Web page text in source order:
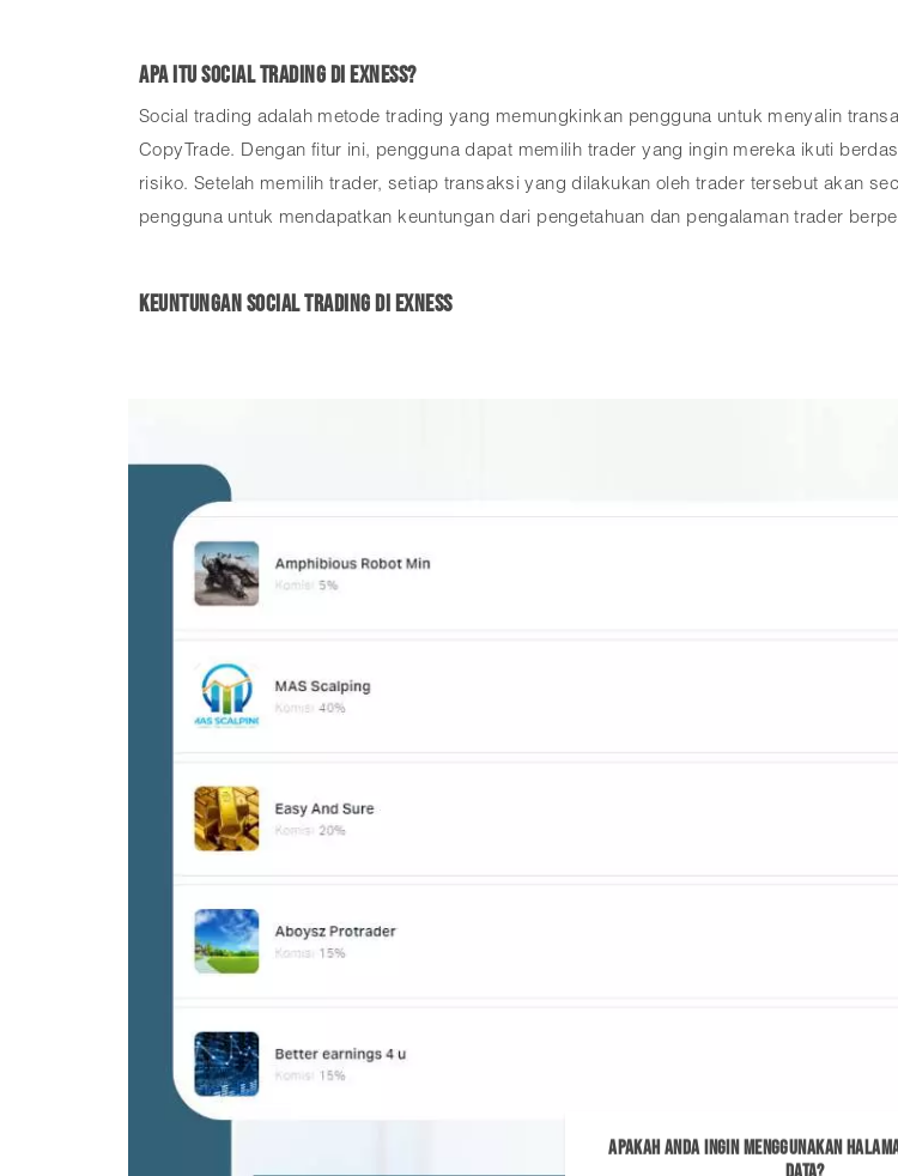
Apakah Anda ingin menggunakan
Apa Itu Social Trading di Exness?
Social trading adalah metode trading yang memungkinkan pengguna untuk menyalin
CopyTrade. Dengan fitur ini, pengguna dapat memilih trader yang ingin mereka ikuti
risiko. Setelah memilih trader, setiap transaksi yang dilakukan oleh trader tersebut akan
pengguna untuk mendapatkan keuntungan dari pengetahuan dan pengalaman trader
Keuntungan Social Trading di Exness